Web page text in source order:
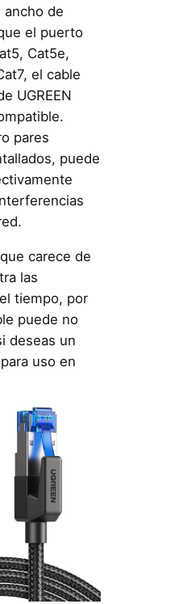
ancho de
el puerto
Cat5e,
el cable
UGREEN
pares
puede
carece de
las
tiempo, por
puede no
deseas un
uso en